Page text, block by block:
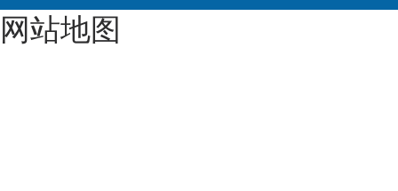
网站地图